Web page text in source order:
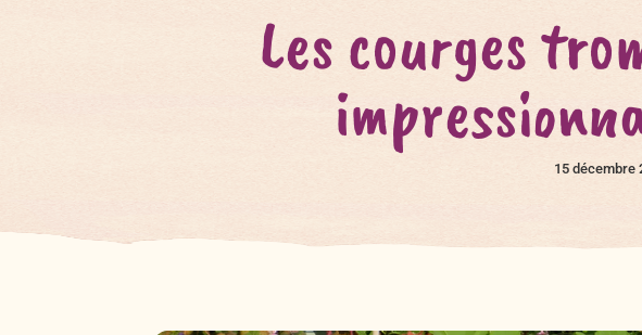
Les courges
15 décembre